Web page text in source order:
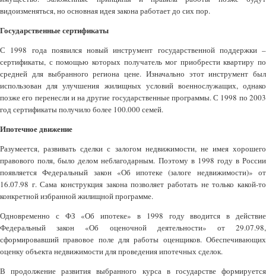
видоизменяться, но основная идея закона работает до сих пор.
Государственные сертификаты
С 1998 года появился новый инструмент государственной поддержки –
сертификаты, с помощью которых получатель мог приобрести квартиру по
средней для выбранного региона цене. Изначально этот инструмент был
использован для улучшения жилищных условий военнослужащих, однако
позже его перенесли и на другие государственные программы. С 1998 по 2003
год сертификаты получило более 100.000 семей.
Ипотечное движение
Разумеется, развивать сделки с залогом недвижимости, не имея хорошего
правового поля, было делом неблагодарным. Поэтому в 1998 году в России
появляется Федеральный закон «Об ипотеке (залоге недвижимости)» от
16.07.98 г. Сама конструкция закона позволяет работать не только какой-то
конкретной избранной жилищной программе.
Одновременно с ФЗ «Об ипотеке» в 1998 году вводится в действие
Федеральный закон «Об оценочной деятельности» от 29.07.98,
сформировавший правовое поле для работы оценщиков. Обеспечивающих
оценку объекта недвижимости для проведения ипотечных сделок.
В продолжение развития выбранного курса в государстве формируется